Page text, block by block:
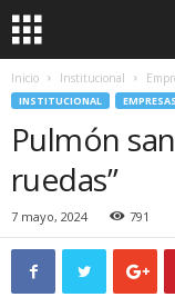
Inicio Institucional
INSTITUCIONAL EMPRESAS
Pulmón
ruedas”
7 mayo, 2024 791